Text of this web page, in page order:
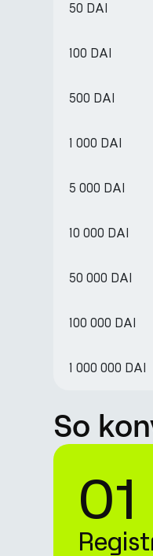
50 DAI
100 DAI
500 DAI
1 000 DAI
5 000 DAI
10 000 DAI
50 000 DAI
100 000 DAI
1 000 000 DAI
So
01